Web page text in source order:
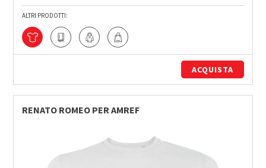
ALTRI PRODOTTI:
ACQUISTA
RENATO ROMEO PER AMREF